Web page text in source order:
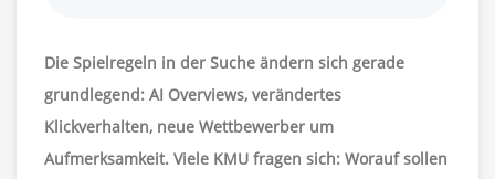
Die Spielregeln in der Suche ändern sich gerade
grundlegend: AI Overviews, verändertes
Klickverhalten, neue Wettbewerber um
Aufmerksamkeit. Viele KMU fragen sich: Worauf sollen